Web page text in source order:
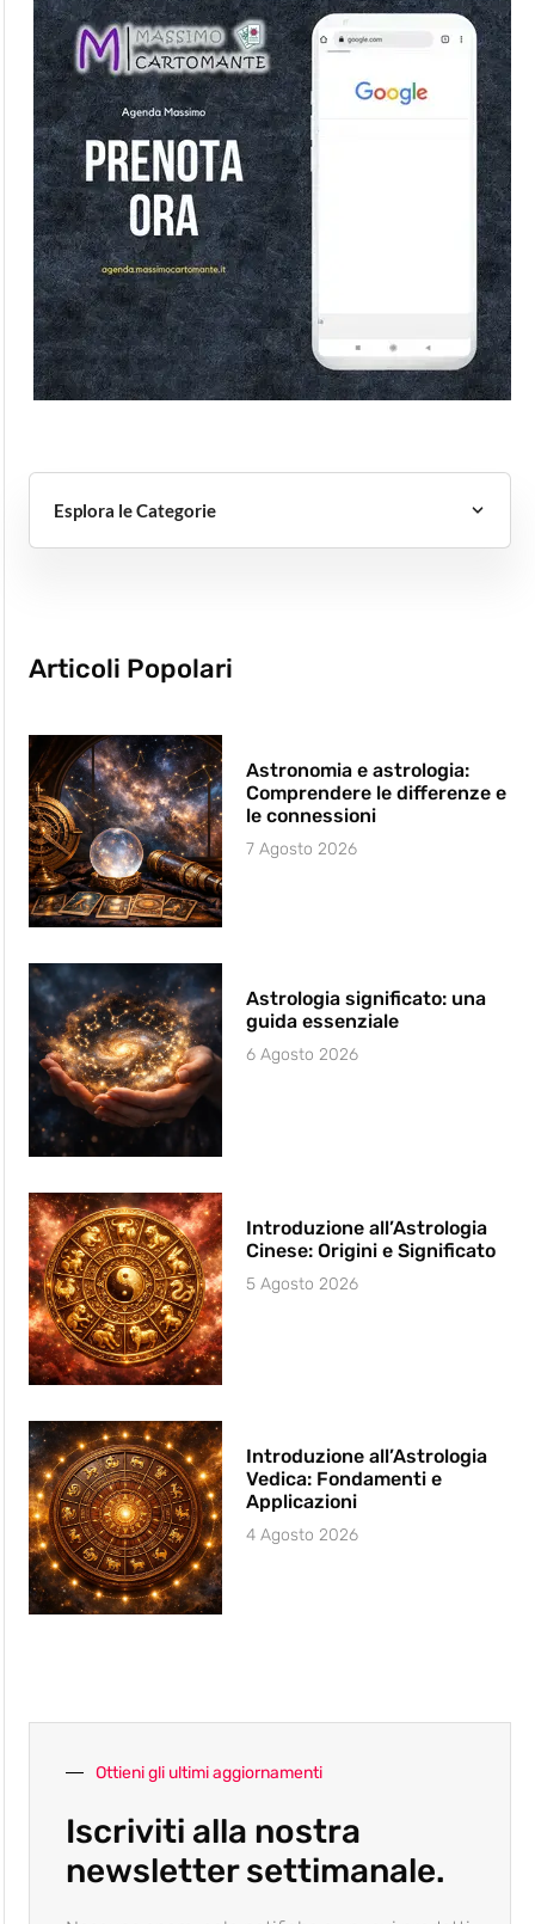
Esplora le Categorie
Articoli Popolari
Astronomia e astrologia:
Comprendere le differenze e
le connessioni
7 Agosto 2026
Astrologia significato: una
guida essenziale
6 Agosto 2026
Introduzione all’Astrologia
Cinese: Origini e Significato
5 Agosto 2026
Introduzione all’Astrologia
Vedica: Fondamenti e
Applicazioni
4 Agosto 2026
Ottieni gli ultimi aggiornamenti
Iscriviti alla nostra
newsletter settimanale.